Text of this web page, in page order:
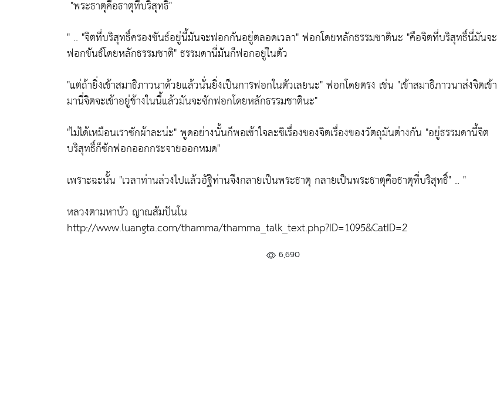
"พระธาตุคือธาตุที่บริสุทธิ์"
" .. "จิตที่บริสุทธิ์ครองขันธ์อยู่นี้มันจะฟอกกันอยู่ตลอดเวลา"ฟอกโดยหลักธรรมชาตินะ "คือจิตที่บริสุทธิ์นี่มันจะ
ฟอกขันธ์โดยหลักธรรมชาติ"ธรรมดานี่มันก็ฟอกอยู่ในตัว
"แต่ถ้ายิ่งเข้าสมาธิภาวนาด้วยแล้วนั่นยิ่งเป็นการฟอกในตัวเลยนะ"ฟอกโดยตรง เช่น "เข้าสมาธิภาวนาส่งจิตเข้า
มานี่จิตจะเข้าอยู่ข้างในนี้แล้วมันจะซักฟอกโดยหลักธรรมชาตินะ"
"ไม่ได้เหมือนเราซักผ้าละน่ะ"พูดอย่างนั้นก็พอเข้าใจละซิเรื่องของจิตเรื่องของวัตถุมันต่างกัน "อยู่ธรรมดานี้จิต
บริสุทธิ์ก็ซักฟอกออกกระจายออกหมด"
เพราะฉะนั้น "เวลาท่านล่วงไปแล้วอัฐิท่านจึงกลายเป็นพระธาตุ กลายเป็นพระธาตุคือธาตุที่บริสุทธิ์" .. "
หลวงตามหาบัว ญาณสัมปันโน
http://www.luangta.com/thamma/thamma_talk_text.php?ID=1095&CatID=2
6,690